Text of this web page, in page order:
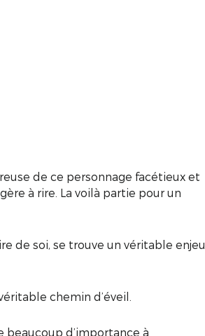
de ce personnage facétieux et
à rire. La voilà partie pour un
de soi, se trouve un véritable enjeu
chemin d’éveil.
beaucoup d’importance à